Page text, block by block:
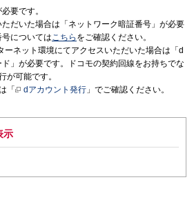
要です。
ただいた場合は「ネットワーク暗証番号」が必要
についてはこちら をご確認ください。
ーネット環境にてアクセスいただいた場合は「d
」が必要です。ドコモの契約回線をお持ちでな
が可能です。
「
dアカウント発行 」でご確認ください。
示